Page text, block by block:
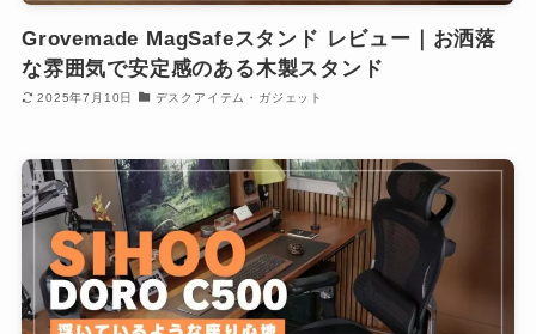
Grovemade MagSafeスタンド レビュー｜お洒落
な雰囲気で安定感のある木製スタンド
2025年7月10日 デスクアイテム・ガジェット